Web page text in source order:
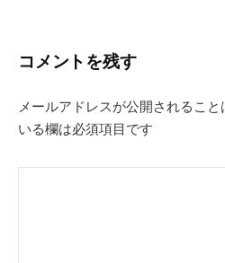
ー
ョ
ン
コメントを残す
メールアドレスが公開されること
いる欄は必須項目です